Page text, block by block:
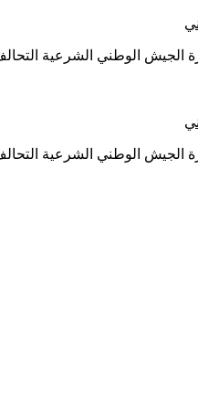
الجيش الوطني الشرعية
الجيش الوطني الشرعية